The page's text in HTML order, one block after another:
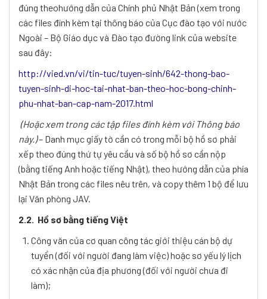
đúng theohướng dẫn của Chính phủ Nhật Bản (xem trong
các files đính kèm tại thông báo của Cục đào tạo với nước
Ngoài – Bộ Giáo dục và Đào tạo đường link của website
sau đây:
http://vied.vn/vi/tin-tuc/tuyen-sinh/642-thong-bao-
tuyen-sinh-di-hoc-tai-nhat-ban-theo-hoc-bong-chinh-
phu-nhat-ban-cap-nam-2017.html
(Hoặc xem trong các tập files đính kèm với Thông báo
này.)– Danh mục giấy tờ cần có trong mỗi bộ hồ sơ phải
xếp theo đúng thứ tự yêu cầu và số bộ hồ sơ cần nộp
(bằng tiếng Anh hoặc tiếng Nhật), theo hướng dẫn của phía
Nhật Bản trong các files nêu trên, và copy thêm 1 bộ để lưu
lại Văn phòng JAV.
2.2. Hồ sơ bằng tiếng Việt
Công văn của cơ quan công tác giới thiệu cán bộ dự
tuyển (đối với người đang làm việc) hoặc sơ yếu lý lịch
có xác nhận của địa phương (đối với người chưa đi
làm);